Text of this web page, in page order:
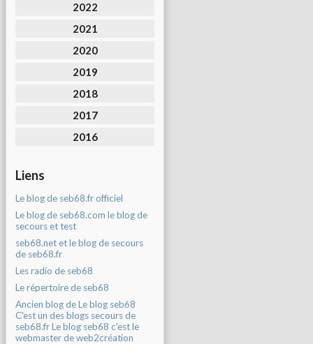
2022
2021
2020
2019
2018
2017
2016
Liens
Le blog de seb68.fr officiel
Le blog de seb68.com le blog de
secours et test
seb68.net et le blog de secours
de seb68.fr
Les radio de seb68
Le répertoire de seb68
Ancien blog de Le blog seb68
C'est un des blogs secours de
seb68.fr Le blog seb68 c'est le
webmaster de web2création